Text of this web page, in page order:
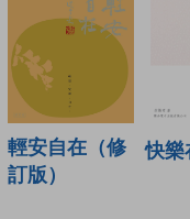
輕安自在（修
訂版）
快樂